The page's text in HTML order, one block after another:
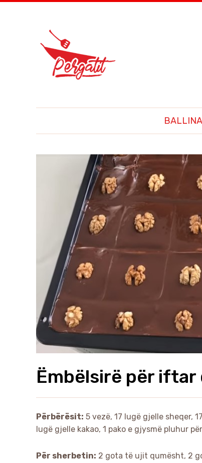
BALLINA
Ëmbëlsirë për iftar
Përbërësit: 5 vezë, 17 lugë gjelle sheqer,
lugë gjelle kakao, 1 pako e gjysmë pluhur
Për sherbetin: 2 gota të ujit qumësht, 2